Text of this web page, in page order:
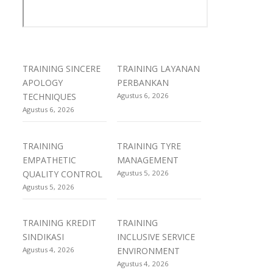
TRAINING SINCERE
APOLOGY
TECHNIQUES
Agustus 6, 2026
TRAINING LAYANAN
PERBANKAN
Agustus 6, 2026
TRAINING
EMPATHETIC
QUALITY CONTROL
Agustus 5, 2026
TRAINING TYRE
MANAGEMENT
Agustus 5, 2026
TRAINING KREDIT
SINDIKASI
Agustus 4, 2026
TRAINING
INCLUSIVE SERVICE
ENVIRONMENT
Agustus 4, 2026